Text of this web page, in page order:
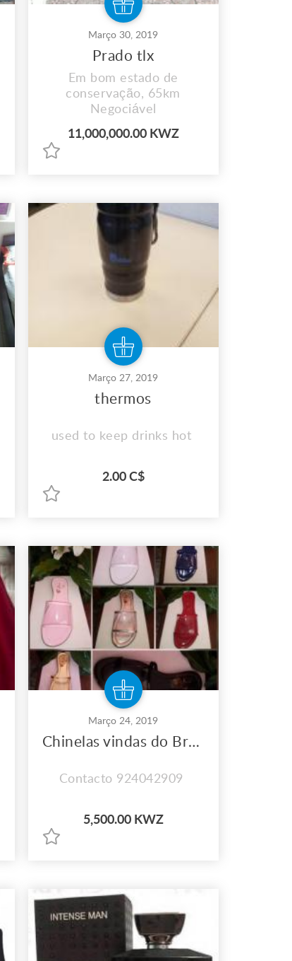
Março 30, 2019
Prado tlx
Em bom estado de
conservação, 65km
Negociável
11,000,000.00 KWZ
Março 27, 2019
thermos
used to keep drinks hot
2.00 C$
Março 24, 2019
Chinelas vindas do Brasil a venda
Contacto 924042909
5,500.00 KWZ